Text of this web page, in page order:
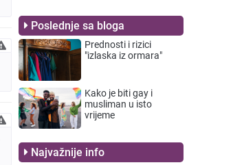
Poslednje sa bloga
Prednosti i rizici
"izlaska iz ormara"
Kako je biti gay i
musliman u isto
vrijeme
Najvažnije info